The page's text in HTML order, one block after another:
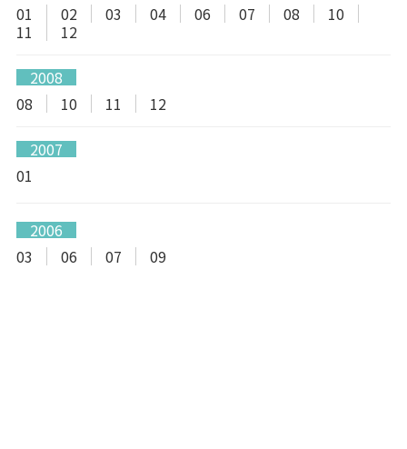
01
02 03 04 06 07 08
10
11
12
2008
08
10 11 12
2007
01
2006
03
06 07 09